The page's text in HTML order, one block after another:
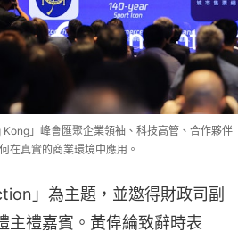
」峰會匯聚企業領袖、科技高管、合作夥伴
在真實的商業環境中應用。
」為主題，並邀得財政司副
主禮嘉賓。黃偉綸致辭時表